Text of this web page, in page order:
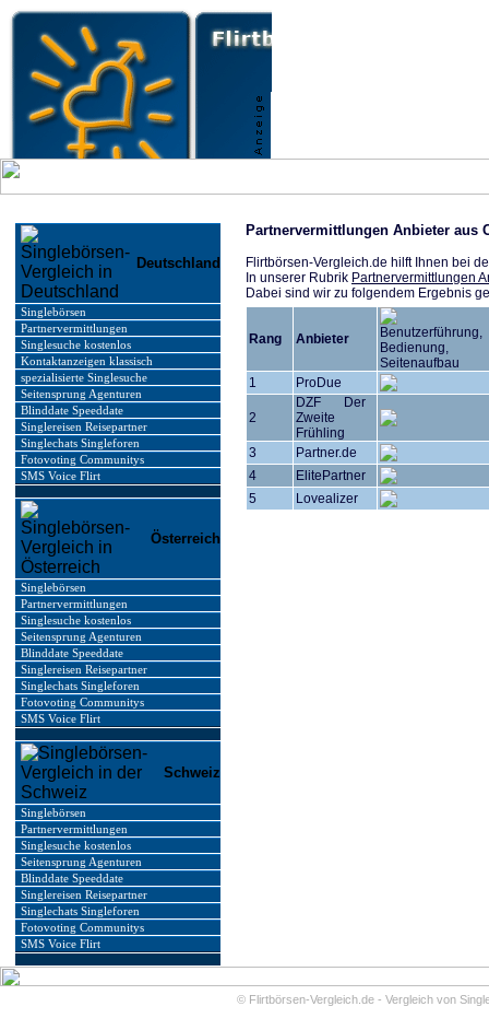
Deutschland
Singlebörsen
Partnervermittlungen
Singlesuche kostenlos
Kontaktanzeigen klassisch
spezialisierte Singlesuche
Seitensprung Agenturen
Blinddate Speeddate
Singlereisen Reisepartner
Singlechats Singleforen
Fotovoting Communitys
SMS Voice Flirt
Österreich
Singlebörsen
Partnervermittlungen
Singlesuche kostenlos
Seitensprung Agenturen
Blinddate Speeddate
Singlereisen Reisepartner
Singlechats Singleforen
Fotovoting Communitys
SMS Voice Flirt
Schweiz
Singlebörsen
Partnervermittlungen
Singlesuche kostenlos
Seitensprung Agenturen
Blinddate Speeddate
Singlereisen Reisepartner
Singlechats Singleforen
Fotovoting Communitys
SMS Voice Flirt
Partnervermittlungen Anbieter aus
Flirtbörsen-Vergleich.de hilft Ihnen bei
In unserer Rubrik Partnervermittlungen
Dabei sind wir zu folgendem Ergebnis
Rang Anbieter
1 ProDue
2
DZF Der
Zweite
Frühling
3
Partner.de
4
ElitePartner
5
Lovealizer
© Flirtbörsen-Vergleich.de - Vergleich von